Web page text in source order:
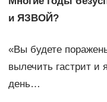
и ЯЗВОЙ?
«Вы будете
вылечить гастрит и
день…